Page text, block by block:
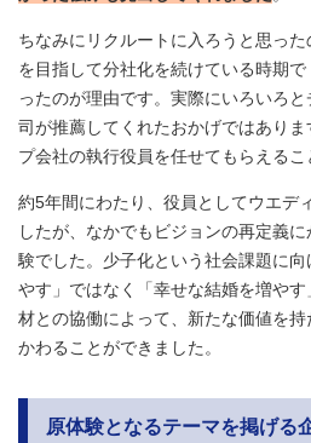
ちなみにリクルートに入ろうと思っ
を目指して分社化を続けている時期
ったのが理由です。実際にいろいろ
司が推薦してくれたおかげではあり
プ会社の執行役員を任せてもらえるこ
約5年間にわたり、役員としてウエデ
したが、なかでもビジョンの再定義
験でした。少子化という社会課題に
やす」ではなく「幸せな結婚を増や
材との協働によって、新たな価値を
かわることができました。
原体験となるテーマを掲げる